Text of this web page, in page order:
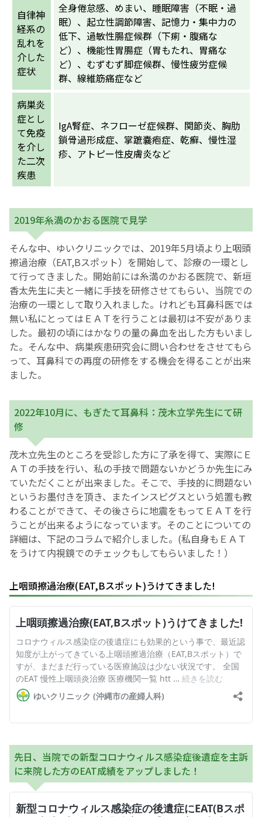
自律神
経系の
乱れを
介した
症状
全身倦怠感、めまい、睡眠障害（不眠・過
眠）、起立性調節障害、記憶力・集中力の
低下、過敏性腸症候群（下痢・腹痛な
ど）、機能性胃腸症（胃もたれ、胃痛な
ど）、むずむず脚症候群、慢性疲労症候
群、線維筋痛症など
病巣炎
症とし
て免疫
を介し
た二次
疾患
IgA腎症、ネフローゼ症候群、関節炎、胸肋
鎖骨過形成症、掌蹠嚢疱症、乾癬、慢性湿
疹、アトピー性皮膚炎など
2019年糸満のかおる医院で見学
そんな中、ゆいクリニックでは、2019年5月頃より上咽頭
擦過治療（EAT,Bスポット）を開始して、診療の一環とし
て行ってきました。開始前には糸満のかおる医院で、新垣
香太先生に夫と一緒に手技を研修させてもらい、当院での
治療の一環として取り入れました。けれども耳鼻科医では
無い私にとってはＥＡＴを行うことは最初は不安がありま
した。最初の頃にはかなりの量の鼻血を出した方もいまし
た。そんな中、病巣疾患研究会に問い合わせをさせてもら
って、耳鼻科での再度の研修をする機会を得ることが出来
ました。
2022年10月に、もぎたて耳鼻科：茂木立学先生にて研
修
茂木立先生のところを受診した方に了承を得て、実際にＥ
ＡＴの手技を行い、私の手技で問題ないかどうか先生にみ
ていただくことが出来ました。そこで、手技的に問題ない
というお墨付きを頂き、またインスピグスという処置も教
わることができて、その後さらに地震をもってＥＡＴを行
うことが出来るようになっています。そのことについての
詳細は、下記のコラムで紹介しました。(私自身もＥＡＴ
をうけて内視鏡でのチェックもしてもらいました！）
上咽頭擦過治療(EAT,Bスポット)うけてきました!
先日、当院での新型コロナウィルス感染症後遺症を主訴
に来院した方のEAT成績をアップしました！